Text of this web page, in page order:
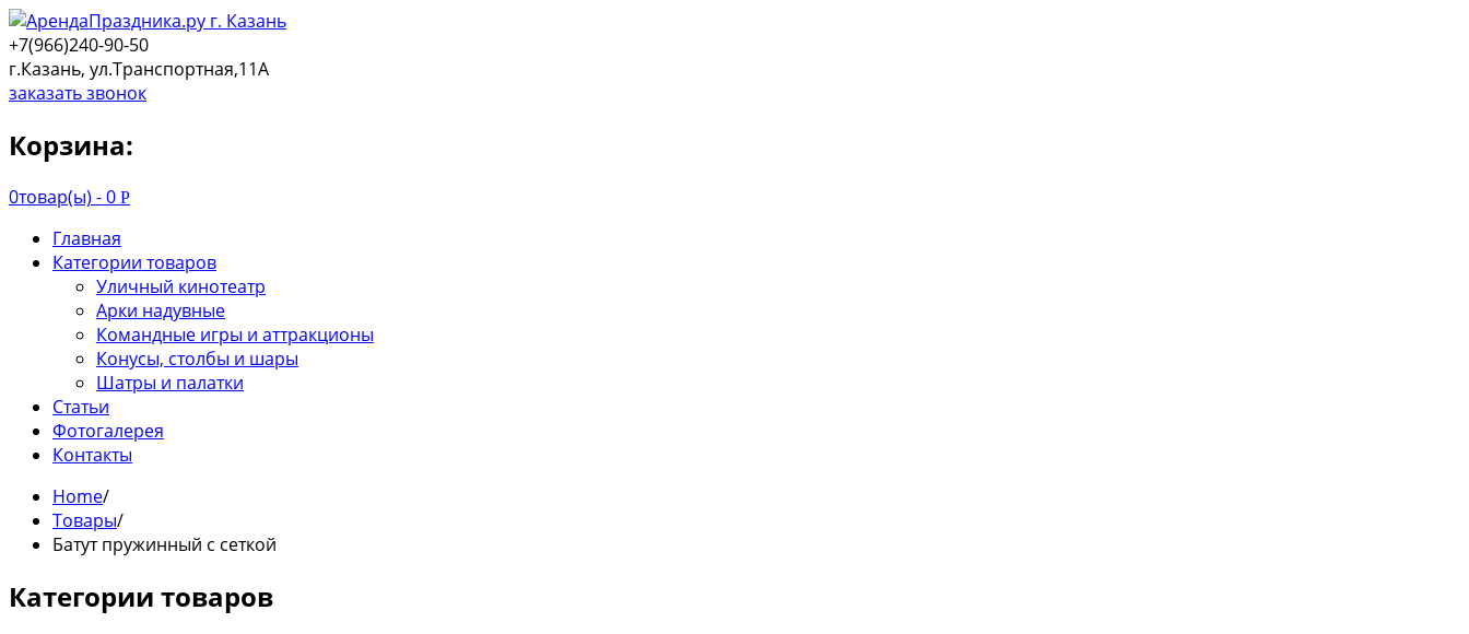
+7(966)240-90-50
г.Казань, ул.Транспортная,11А
заказать звонок
Корзина:
0товар(ы) -0 Р
Главная
Категории товаров
Уличный кинотеатр
Арки надувные
Командные игры и аттракционы
Конусы, столбы и шары
Шатры и палатки
Статьи
Фотогалерея
Контакты
Home/
Товары/
Батут пружинный с сеткой
Категории товаров